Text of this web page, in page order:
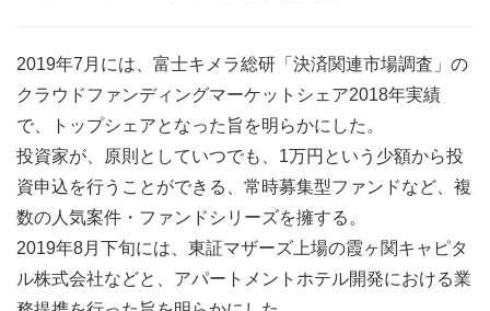
2019年7月には、富士キメラ総研「決済関連市場調査」の
クラウドファンディングマーケットシェア2018年実績
で、トップシェアとなった旨を明らかにした。
投資家が、原則としていつでも、1万円という少額から投
資申込を行うことができる、常時募集型ファンドなど、複
数の人気案件・ファンドシリーズを擁する。
2019年8月下旬には、東証マザーズ上場の霞ヶ関キャピタ
ル株式会社などと、アパートメントホテル開発における業